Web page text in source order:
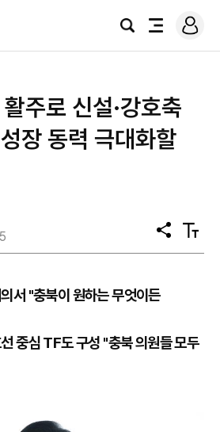
검
전
로
그
주로 신설·강호축
장 동력 극대화할
공
유
텍
스
서 "충북이 원하는 무엇이든
중심 TF도 구성 "충북 의원들 모두